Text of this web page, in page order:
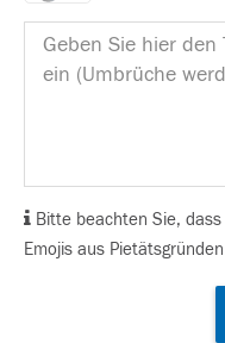
Bitte beachten Sie,
Emojis aus